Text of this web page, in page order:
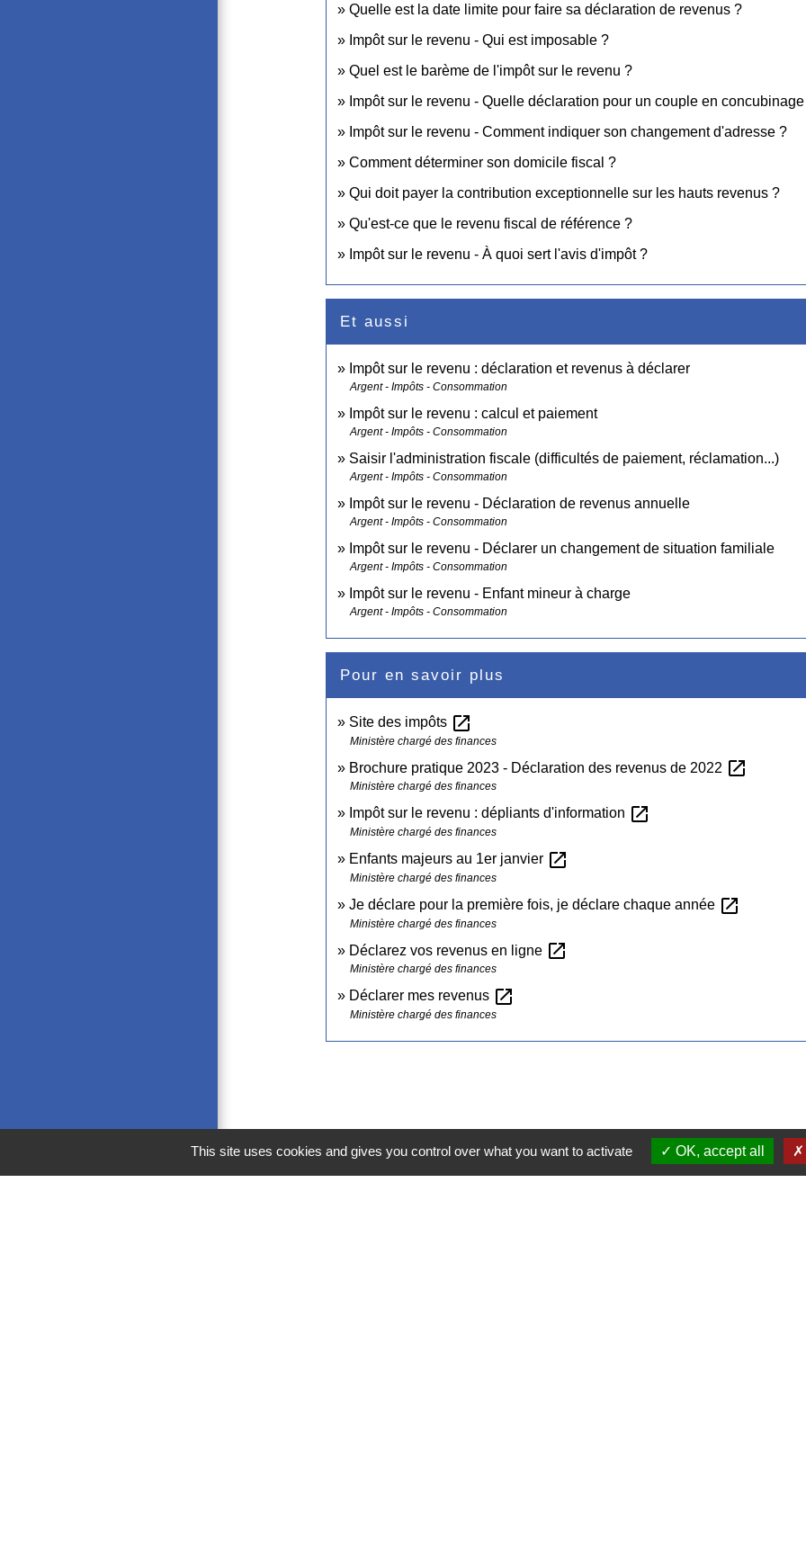
Quelle est la date limite pour faire sa déclaration de revenus ?
Impôt sur le revenu - Qui est imposable ?
Quel est le barème de l'impôt sur le revenu ?
Impôt sur le revenu - Quelle déclaration pour un couple en
Impôt sur le revenu - Comment indiquer son changement d'adresse ?
Comment déterminer son domicile fiscal ?
Qui doit payer la contribution exceptionnelle sur les hauts revenus ?
Qu'est-ce que le revenu fiscal de référence ?
Impôt sur le revenu - À quoi sert l'avis d'impôt ?
Et aussi
Impôt sur le revenu : déclaration et revenus à déclarer
Argent - Impôts - Consommation
Impôt sur le revenu : calcul et paiement
Argent - Impôts - Consommation
Saisir l'administration fiscale (difficultés de paiement, réclamation...)
Argent - Impôts - Consommation
Impôt sur le revenu - Déclaration de revenus annuelle
Argent - Impôts - Consommation
Impôt sur le revenu - Déclarer un changement de situation familiale
Argent - Impôts - Consommation
Impôt sur le revenu - Enfant mineur à charge
Argent - Impôts - Consommation
Pour en savoir plus
Site des impôts open_in_new
Ministère chargé des finances
Brochure pratique 2023 - Déclaration des revenus de 2022 open_in_new
Ministère chargé des finances
Impôt sur le revenu : dépliants d'information open_in_new
Ministère chargé des finances
Enfants majeurs au 1er janvier open_in_new
Ministère chargé des finances
Je déclare pour la première fois, je déclare chaque année open_in_new
Ministère chargé des finances
Déclarez vos revenus en ligne open_in_new
Ministère chargé des finances
Déclarer mes revenus open_in_new
Ministère chargé des finances
This site uses cookies and gives you control over what you want to activate OK, accept all